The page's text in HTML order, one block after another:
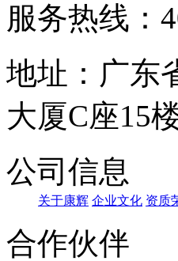
服务热线：
地址：广东
大厦C座15
公司信息
关于康辉 企业文化 资质
合作伙伴